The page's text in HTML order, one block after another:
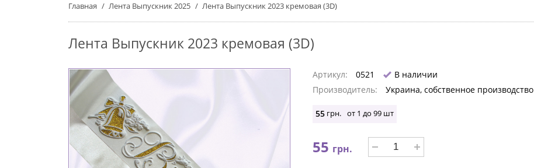
Главная Лента Выпускник 2025 Лента Выпускник 2023 кремовая (3D)
Лента Выпускник 2023 кремовая (3D)
Артикул: 0521
В наличии
Производитель:
Украина, собственное производство
55 грн. от 1 до 99шт
55 грн.